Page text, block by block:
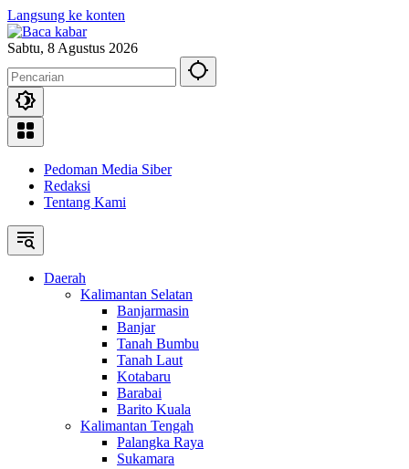
Langsung ke konten
Sabtu, 8 Agustus 2026
Pedoman Media Siber
Redaksi
Tentang Kami
Daerah
Kalimantan Selatan
Banjarmasin
Banjar
Tanah Bumbu
Tanah Laut
Kotabaru
Barabai
Barito Kuala
Kalimantan Tengah
Palangka Raya
Sukamara